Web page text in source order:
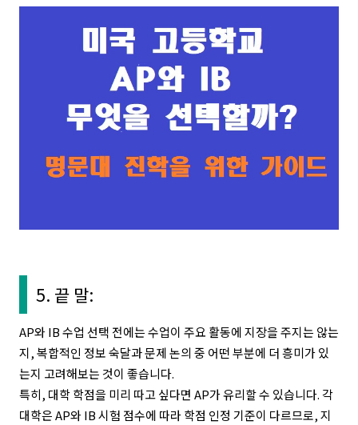
5. 끝 말:
AP와 IB 수업 선택 전에는 수업이 주요 활동에 지장을 주지는 않는
지, 복합적인 정보 숙달과 문제 논의 중 어떤 부분에 더 흥미가 있
는지 고려해보는 것이 좋습니다.
특히, 대학 학점을 미리 따고 싶다면 AP가 유리할 수 있습니다. 각
대학은 AP와 IB 시험 점수에 따라 학점 인정 기준이 다르므로, 지